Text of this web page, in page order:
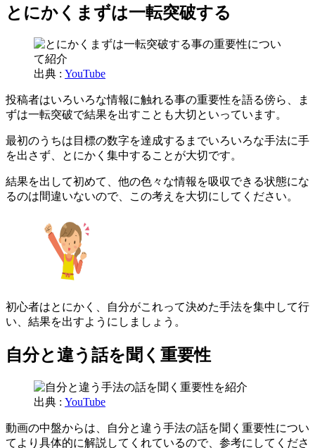
とにかくまずは一転突破する
出典 : YouTube
投稿者はいろいろな情報に触れる事の重要性を語る傍ら、ま
ずは一転突破で結果を出すことも大切といっています。
最初のうちは目標の数字を達成するまでいろいろな手法に手
を出さず、とにかく集中することが大切です。
結果を出して初めて、他の色々な情報を吸収できる状態にな
るのは間違いないので、この考えを大切にしてください。
初心者はとにかく、自分がこれって決めた手法を集中して行
い、結果を出すようにしましょう。
自分と違う話を聞く重要性
出典 : YouTube
動画の中盤からは、自分と違う手法の話を聞く重要性につい
てより具体的に解説してくれているので、参考にしてくださ